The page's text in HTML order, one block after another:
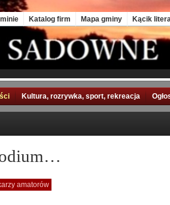
Katalog firm Mapa gminy Kącik
Kultura, rozrywka, sport, rekreacja
amatorów